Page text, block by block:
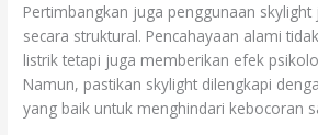
Pertimbangkan juga penggunaan
secara struktural. Pencahayaan alami
listrik tetapi juga memberikan efek
Namun, pastikan skylight dilengkapi
yang baik untuk menghindari kebocoran